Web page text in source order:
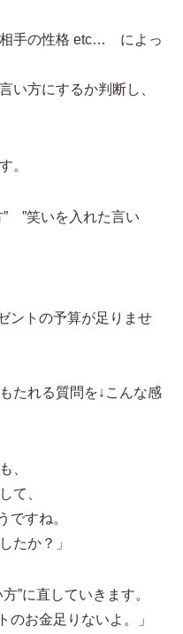
相手の性格 etc… によっ
い方にするか判断し、
。
”笑いを入れた言い
ントの予算が足りませ
たれる質問を↓こんな感
、
て、
ですね。
たか？」
”に直していきます。
のお金足りないよ。」